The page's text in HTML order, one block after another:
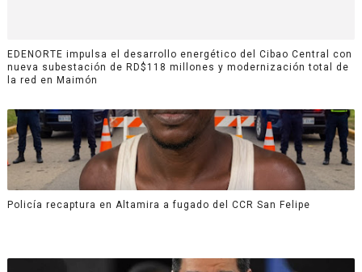
EDENORTE impulsa el desarrollo energético del Cibao Central con
nueva subestación de RD$118 millones y modernización total de
la red en Maimón
Policía recaptura en Altamira a fugado del CCR San Felipe